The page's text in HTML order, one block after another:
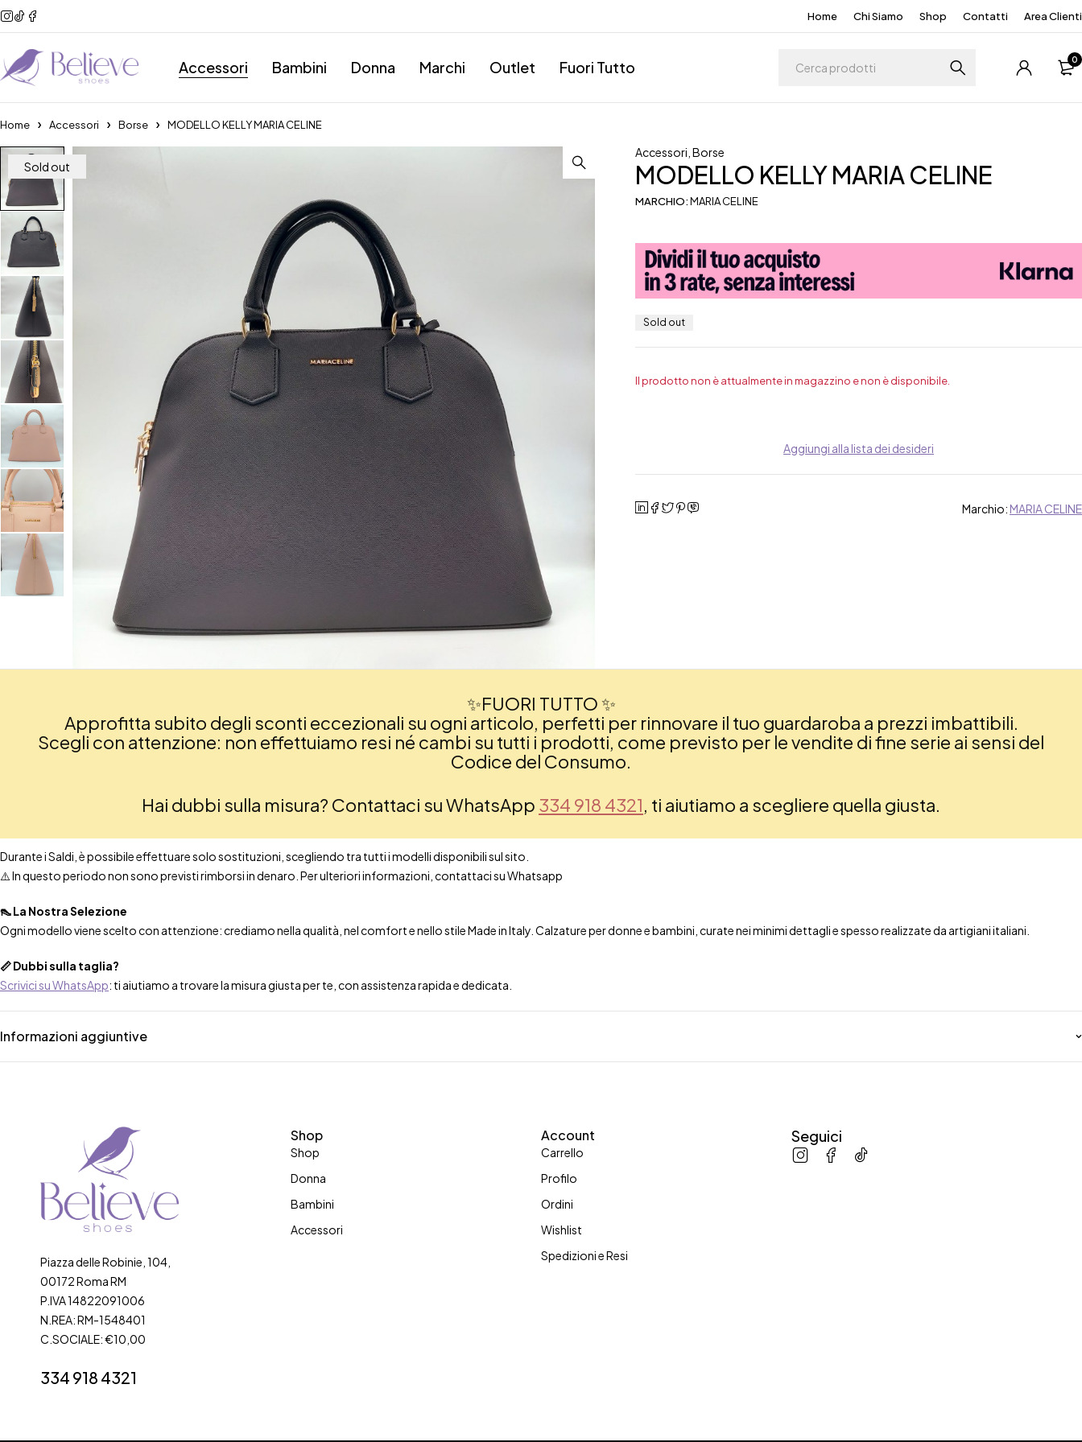
Home Chi Siamo Shop Contatti Area Clienti
Accessori Bambini Donna Marchi Outlet Fuori Tutto 0
Home Accessori Borse MODELLO KELLY MARIA CELINE
Sold out
Accessori ,Borse
MODELLO KELLY MARIA CELINE
MARCHIO:MARIA CELINE
Sold out
Il prodotto non è attualmente in magazzino e non è disponibile.
Aggiungi alla lista dei desideri
Marchio: MARIA CELINE
✨FUORI TUTTO ✨
Approfitta subito degli sconti eccezionali su ogni articolo, perfetti per rinnovare il tuo guardaroba a prezzi imbattibili.
Scegli con attenzione: non effettuiamo resi né cambi su tutti i prodotti, come previsto per le vendite di fine serie ai sensi del
Codice del Consumo.
Hai dubbi sulla misura? Contattaci su WhatsApp 334 918 4321, ti aiutiamo a scegliere quella giusta.
Durante i Saldi, è possibile effettuare solo sostituzioni, scegliendo tra tutti i modelli disponibili sul sito.
⚠️ In questo periodo non sono previsti rimborsi in denaro. Per ulteriori informazioni, contattaci su Whatsapp
👠 La Nostra Selezione
Ogni modello viene scelto con attenzione: crediamo nella qualità, nel comfort e nello stile Made in Italy. Calzature per donne e bambini, curate nei minimi dettagli e spesso realizzate da artigiani italiani.
📏 Dubbi sulla taglia?
Scrivici su WhatsApp: ti aiutiamo a trovare la misura giusta per te, con assistenza rapida e dedicata.
Informazioni aggiuntive
Piazza delle Robinie, 104,
00172 Roma RM
P.IVA 14822091006
N.REA: RM-1548401
C.SOCIALE: €10,00
334 918 4321
Shop
Shop
Donna
Bambini
Accessori
Account
Carrello
Profilo
Ordini
Wishlist
Spedizioni e Resi
Seguici